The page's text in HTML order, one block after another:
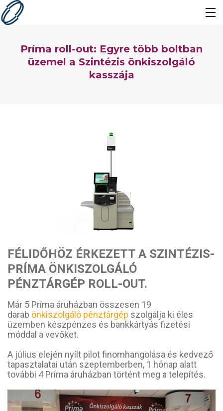
Príma roll-out: Egyre több boltban
üzemel a Szintézis önkiszolgáló
kasszája
FÉLIDŐHÖZ ÉRKEZETT A SZINTÉZIS-
PRÍMA ÖNKISZOLGÁLÓ
PÉNZTÁRGÉP ROLL-OUT.
Már 5 Príma áruházban összesen 19
darab önkiszolgáló pénztárgép szolgálja ki éles
üzemben készpénzes és bankkártyás fizetési
móddal a vevőket.
A július elején nyílt pilot finomhangolása és kedvező
tapasztalatai után szeptemberben, 1 hónap alatt
további 4 Príma áruházban történt meg a telepítés.